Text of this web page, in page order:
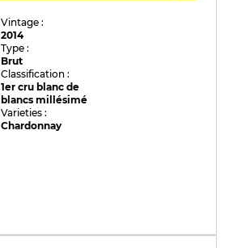
Vintage :
2014
Type :
Brut
Classification :
1er cru blanc de
blancs millésimé
Varieties :
Chardonnay